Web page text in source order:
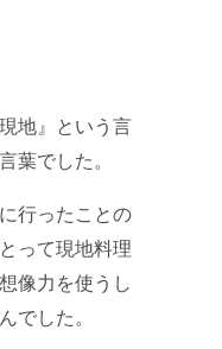
地』という言
葉でした。
行ったことの
って現地料理
像力を使うし
でした。